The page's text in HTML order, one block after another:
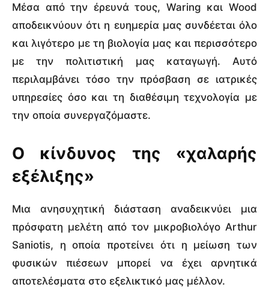
Μέσα από την έρευνά τους, Waring και Wood
αποδεικνύουν ότι η ευημερία μας συνδέεται όλο
και λιγότερο με τη βιολογία μας και περισσότερο
με την πολιτιστική μας καταγωγή. Αυτό
περιλαμβάνει τόσο την πρόσβαση σε ιατρικές
υπηρεσίες όσο και τη διαθέσιμη τεχνολογία με
την οποία συνεργαζόμαστε.
Ο κίνδυνος της «χαλαρής
εξέλιξης»
Μια ανησυχητική διάσταση αναδεικνύει μια
πρόσφατη μελέτη από τον μικροβιολόγο Arthur
Saniotis, η οποία προτείνει ότι η μείωση των
φυσικών πιέσεων μπορεί να έχει αρνητικά
αποτελέσματα στο εξελικτικό μας μέλλον.